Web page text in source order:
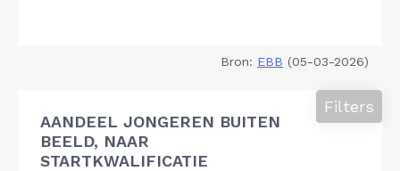
Bron: EBB (05-03-2026)
AANDEEL JONGEREN BUITEN
BEELD, NAAR
STARTKWALIFICATIE
Filters